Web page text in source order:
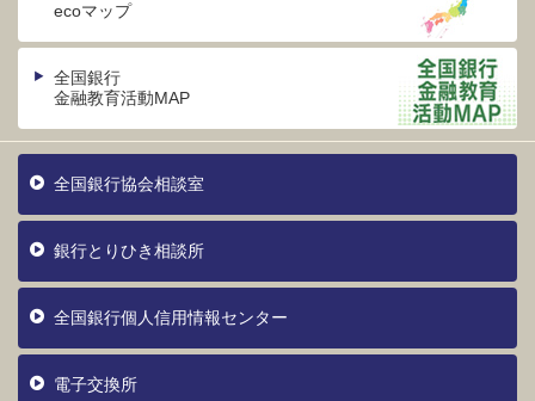
ecoマップ
全国銀行
金融教育活動MAP
全国銀行協会相談室
銀行とりひき相談所
全国銀行個人信用情報センター
電子交換所